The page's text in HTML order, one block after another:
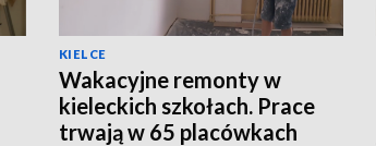
KIELCE
Wakacyjne remonty w
kieleckich szkołach. Prace
trwają w 65 placówkach